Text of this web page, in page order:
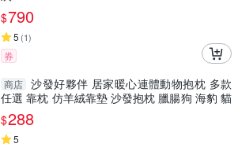
$790
5 (1)
券
商店 沙發好夥伴 居家暖心連體動物抱枕 多款
任選 靠枕 仿羊絨靠墊 沙發抱枕 臘腸狗 海豹 貓
狗玩偶
$288
5